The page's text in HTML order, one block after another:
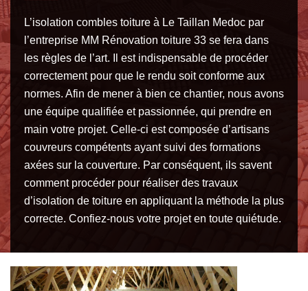
L’isolation combles toiture à Le Taillan Medoc par
l’entreprise MM Rénovation toiture 33 se fera dans
les règles de l’art. Il est indispensable de procéder
correctement pour que le rendu soit conforme aux
normes. Afin de mener à bien ce chantier, nous avons
une équipe qualifiée et passionnée, qui prendre en
main votre projet. Celle-ci est composée d’artisans
couvreurs compétents ayant suivi des formations
axées sur la couverture. Par conséquent, ils savent
comment procéder pour réaliser des travaux
d’isolation de toiture en appliquant la méthode la plus
correcte. Confiez-nous votre projet en toute quiétude.